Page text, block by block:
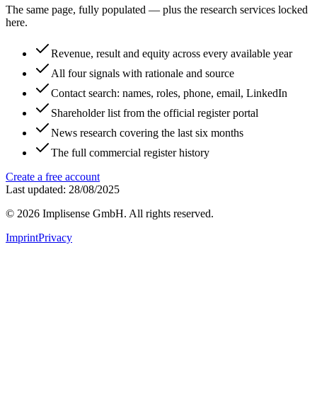
The same page, fully populated — plus the research services locked
here.
Revenue, result and equity across every available year
All four signals with rationale and source
Contact search: names, roles, phone, email, LinkedIn
Shareholder list from the official register portal
News research covering the last six months
The full commercial register history
Create a free account
Last updated: 28/08/2025
© 2026 Implisense GmbH. All rights reserved.
ImprintPrivacy